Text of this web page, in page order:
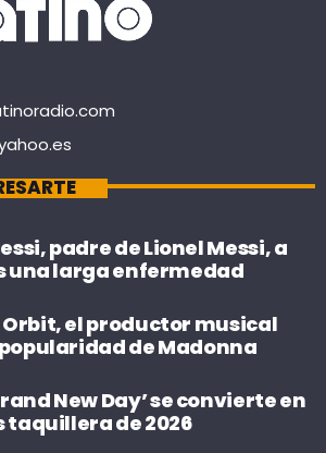
padre de Lionel Messi, a
una larga enfermedad
el productor musical
de Madonna
New Day’ se convierte en
taquillera de 2026